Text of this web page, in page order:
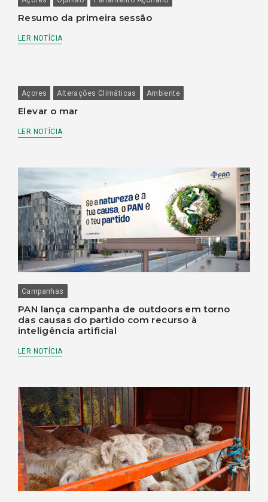
Resumo da primeira sessão
LER NOTÍCIA
Açores Alterações Climáticas Ambiente
Elevar o mar
LER NOTÍCIA
Campanhas
PAN lança campanha de outdoors em torno
das causas do partido com recurso à
inteligência artificial
LER NOTÍCIA